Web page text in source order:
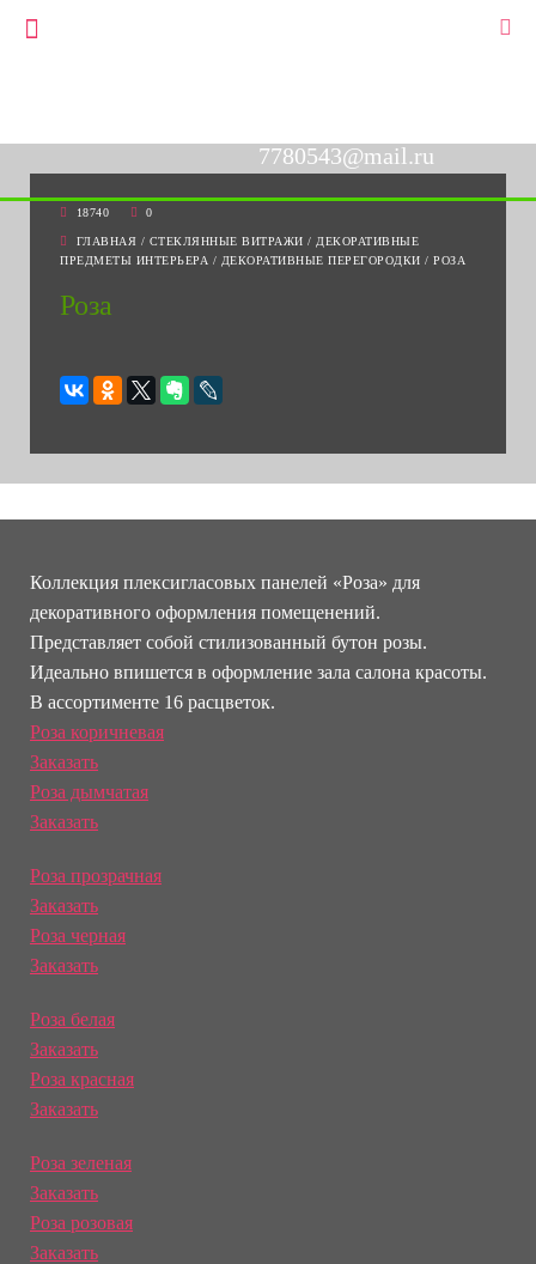
7780543@mail.ru
18740 0
ГЛАВНАЯ / СТЕКЛЯННЫЕ ВИТРАЖИ / ДЕКОРАТИВНЫЕ
ПРЕДМЕТЫ ИНТЕРЬЕРА / ДЕКОРАТИВНЫЕ ПЕРЕГОРОДКИ / РОЗА
Роза
Коллекция плексигласовых панелей «Роза» для
декоративного оформления помещенений.
Представляет собой стилизованный бутон розы.
Идеально впишется в оформление зала салона красоты.
В ассортименте 16 расцветок.
Роза коричневая
Заказать
Роза дымчатая
Заказать
Роза прозрачная
Заказать
Роза черная
Заказать
Роза белая
Заказать
Роза красная
Заказать
Роза зеленая
Заказать
Роза розовая
Заказать